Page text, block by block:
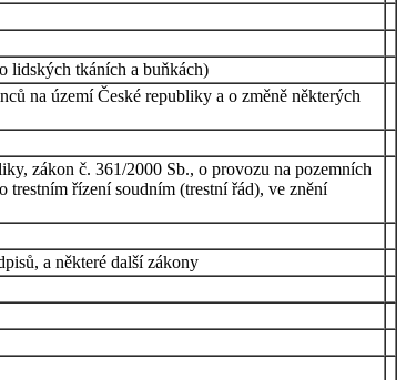
lidských tkáních a buňkách)
na území České republiky a o změně některých
zákon č. 361/2000 Sb., o provozu na pozemních
trestním řízení soudním (trestní řád), ve znění
a některé další zákony